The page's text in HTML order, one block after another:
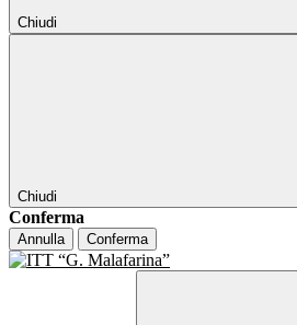
Chiudi
Chiudi
Conferma
Annulla Conferma